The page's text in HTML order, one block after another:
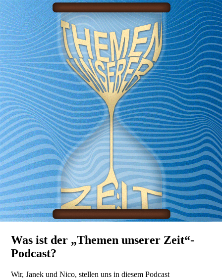
Was ist der „Themen unserer Zeit“-
Podcast?
Wir, Janek und Nico, stellen uns in diesem Podcast